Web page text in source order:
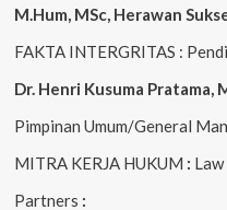
M.Hum, MSc, Herawan
FAKTA INTERGRITAS :
Dr. Henri Kusuma Pratama,
Pimpinan Umum/General
MITRA KERJA HUKUM :
Partners :